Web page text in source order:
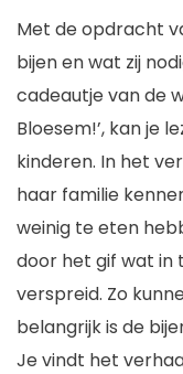
Met de opdracht
bijen en wat zij
cadeautje van de
Bloesem!’, kan je
kinderen. In het
haar familie
weinig te eten
door het gif wat in
verspreid. Zo
belangrijk is de
Je vindt het